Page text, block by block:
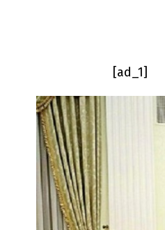
[ad_1]